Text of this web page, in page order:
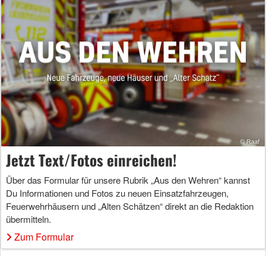
Jetzt Text/Fotos einreichen!
Über das Formular für unsere Rubrik „Aus den Wehren“ kannst
Du Informationen und Fotos zu neuen Einsatzfahrzeugen,
Feuerwehrhäusern und „Alten Schätzen“ direkt an die Redaktion
übermitteln.
Zum Formular